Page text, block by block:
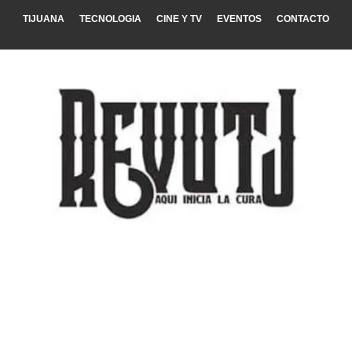
TIJUANA TECNOLOGIA CINE Y TV EVENTOS CONTACTO